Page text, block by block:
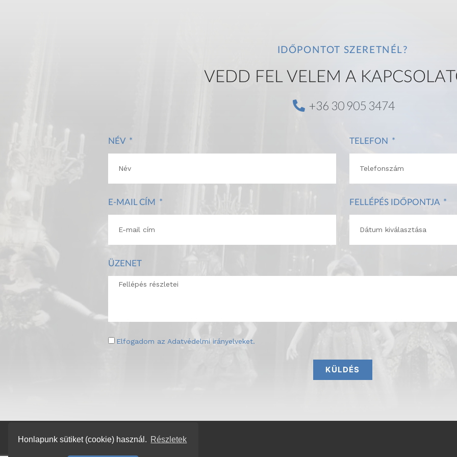
Honlapunk sütiket (cookie) használ. Részletek
IDŐPONTOT SZERETNÉL?
VEDD FEL VELEM A
+36 30 905 3474
NÉV TELEFON
E-MAIL CÍM FELLÉPÉS IDŐPONTJA
ÜZENET
Elfogadom az Adatvédelmi irányelveket.
KÜLDÉS